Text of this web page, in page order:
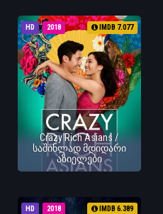
HD 2018 IMDB 7.077
Crazy Rich Asians /
საშინლად მდიდარი
აზიელები
HD 2018 IMDB 6.389